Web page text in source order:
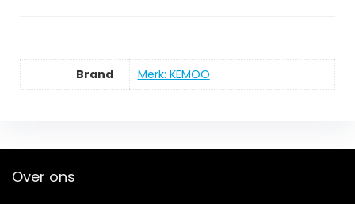
Brand Merk: KEMOO
Over ons